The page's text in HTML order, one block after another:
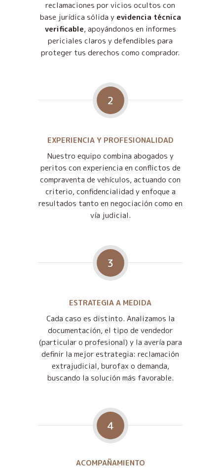
reclamaciones por vicios ocultos con
base jurídica sólida y evidencia técnica
verificable, apoyándonos en informes
periciales claros y defendibles para
proteger tus derechos como comprador.
2
EXPERIENCIA Y PROFESIONALIDAD
Nuestro equipo combina abogados y
peritos con experiencia en conflictos de
compraventa de vehículos, actuando con
criterio, confidencialidad y enfoque a
resultados tanto en negociación como en
vía judicial.
3
ESTRATEGIA A MEDIDA
Cada caso es distinto. Analizamos la
documentación, el tipo de vendedor
(particular o profesional) y la avería para
definir la mejor estrategia: reclamación
extrajudicial, burofax o demanda,
buscando la solución más favorable.
4
ACOMPAÑAMIENTO